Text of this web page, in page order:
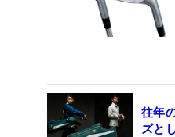
往年
ズと